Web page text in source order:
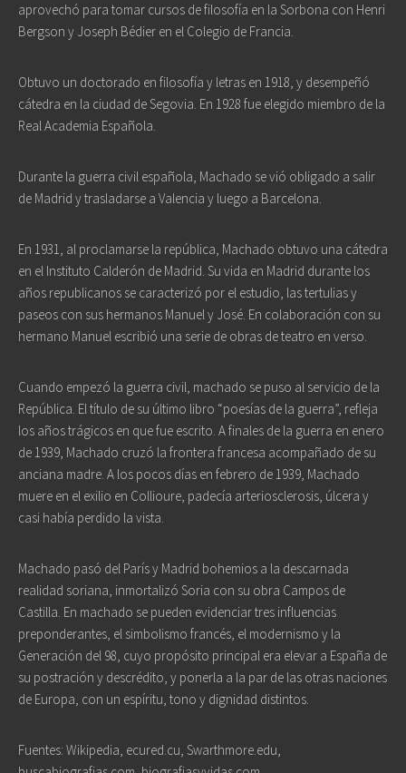
aprovechó para tomar cursos de filosofía en la Sorbona con Henri
Bergson y Joseph Bédier en el Colegio de Francia.
Obtuvo un doctorado en filosofía y letras en 1918, y desempeñó
cátedra en la ciudad de Segovia. En 1928 fue elegido miembro de la
Real Academia Española.
Durante la guerra civil española, Machado se vió obligado a salir
de Madrid y trasladarse a Valencia y luego a Barcelona.
En 1931, al proclamarse la república, Machado obtuvo una cátedra
en el Instituto Calderón de Madrid. Su vida en Madrid durante los
años republicanos se caracterizó por el estudio, las tertulias y
paseos con sus hermanos Manuel y José. En colaboración con su
hermano Manuel escribió una serie de obras de teatro en verso.
Cuando empezó la guerra civil, machado se puso al servicio de la
República. El título de su último libro “poesías de la guerra”, refleja
los años trágicos en que fue escrito. A finales de la guerra en enero
de 1939, Machado cruzó la frontera francesa acompañado de su
anciana madre. A los pocos días en febrero de 1939, Machado
muere en el exilio en Collioure, padecía arteriosclerosis, úlcera y
casi había perdido la vista.
Machado pasó del París y Madrid bohemios a la descarnada
realidad soriana, inmortalizó Soria con su obra Campos de
Castilla. En machado se pueden evidenciar tres influencias
preponderantes, el simbolismo francés, el modernismo y la
Generación del 98, cuyo propósito principal era elevar a España de
su postración y descrédito, y ponerla a la par de las otras naciones
de Europa, con un espíritu, tono y dignidad distintos.
Fuentes: Wikipedia, ecured.cu, Swarthmore.edu,